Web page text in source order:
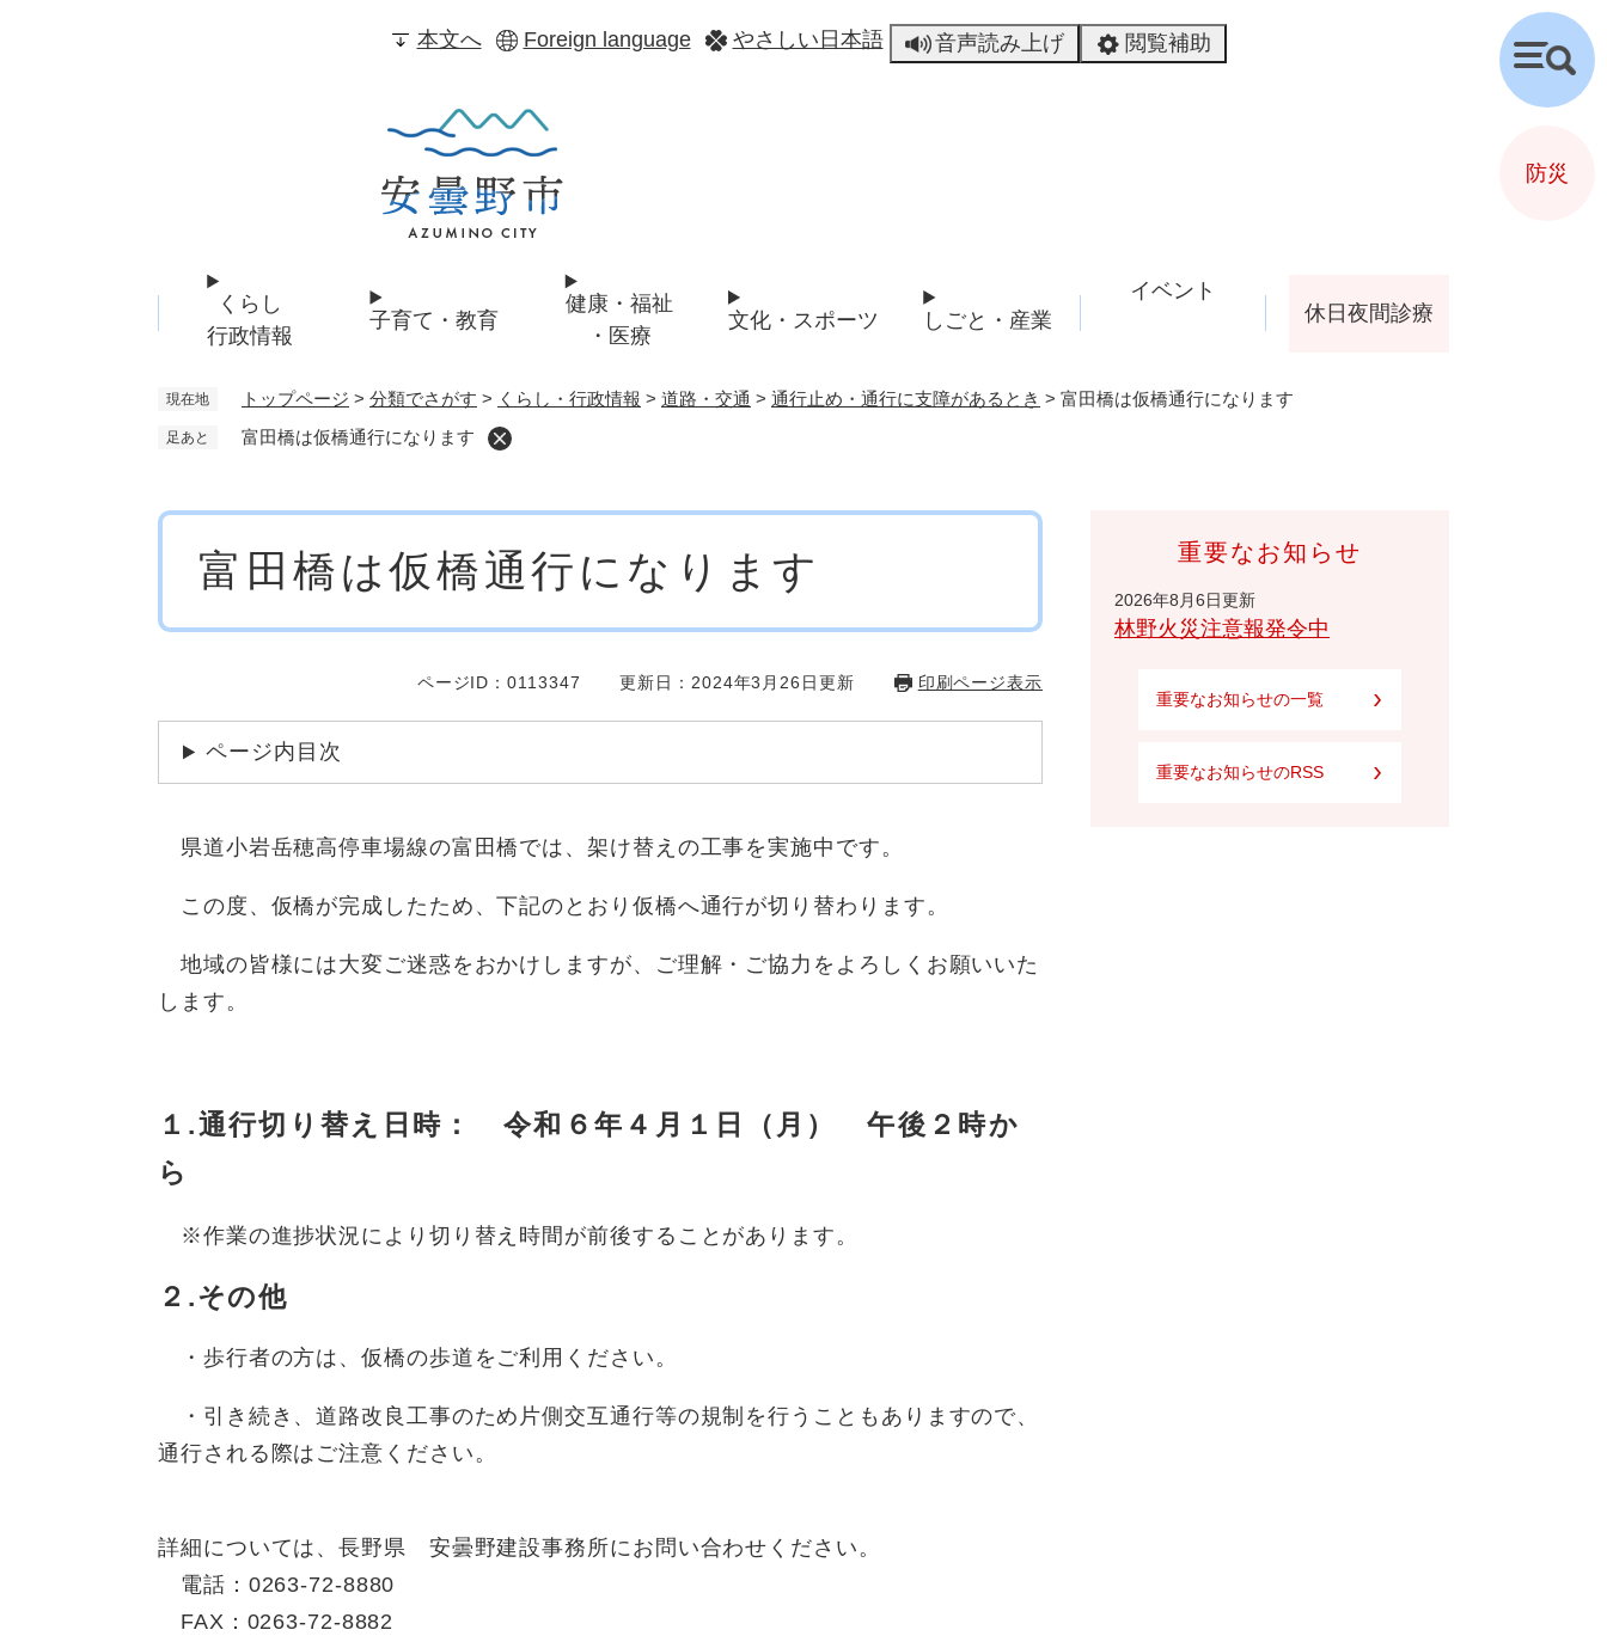
本文へ Foreign language やさしい日本語 音声読み上げ 閲覧補助
くらし
行政情報
子育て・教育
健康・福祉
・医療
文化・スポーツ しごと・産業
イベント
休日夜間診療
現在地 トップページ > 分類でさがす > くらし・行政情報 > 道路・交通 > 通行止め・通行に支障があるとき > 富田橋は仮橋通行になります
足あと 富田橋は仮橋通行になります
富田橋は仮橋通行になります
ページID：0113347 更新日：2024年3月26日更新 印刷ページ表示
ページ内目次
県道小岩岳穂高停車場線の富田橋では、架け替えの工事を実施中です。
この度、仮橋が完成したため、下記のとおり仮橋へ通行が切り替わります。
地域の皆様には大変ご迷惑をおかけしますが、ご理解・ご協力をよろしくお願いいた
します。
１.通行切り替え日時： 令和６年４月１日（月） 午後２時か
ら
※作業の進捗状況により切り替え時間が前後することがあります。
２.その他
・歩行者の方は、仮橋の歩道をご利用ください。
・引き続き、道路改良工事のため片側交互通行等の規制を行うこともありますので、
通行される際はご注意ください。
詳細については、長野県 安曇野建設事務所にお問い合わせください。
電話：0263-72-8880
FAX：0263-72-8882
重要なお知らせ
2026年8月6日更新
林野火災注意報発令中
重要なお知らせの一覧
重要なお知らせのRSS
検
索
防災